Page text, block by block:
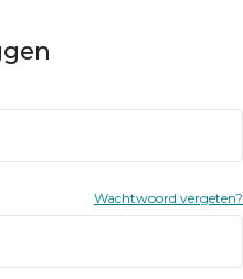
Wachtwoord vergeten?